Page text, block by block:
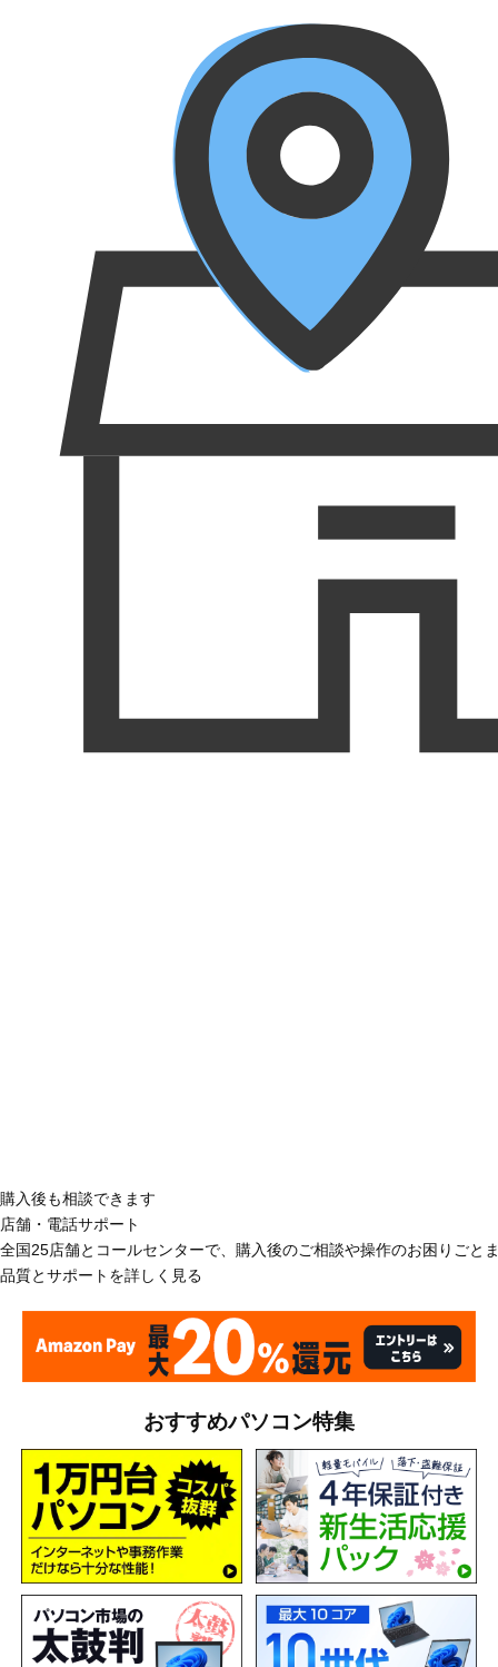
購入後も相談できます
店舗・電話サポート
全国25店舗とコールセンターで、購入後のご相談や操作のお困りごと
品質とサポートを詳しく見る
おすすめパソコン特集